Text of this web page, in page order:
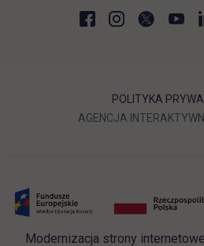
POLITYKA
AGENCJA
Modernizacja strony